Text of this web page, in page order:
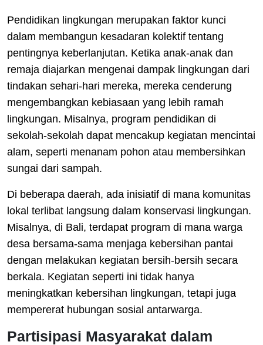
Pendidikan lingkungan merupakan faktor kunci
dalam membangun kesadaran kolektif tentang
pentingnya keberlanjutan. Ketika anak-anak dan
remaja diajarkan mengenai dampak lingkungan dari
tindakan sehari-hari mereka, mereka cenderung
mengembangkan kebiasaan yang lebih ramah
lingkungan. Misalnya, program pendidikan di
sekolah-sekolah dapat mencakup kegiatan mencintai
alam, seperti menanam pohon atau membersihkan
sungai dari sampah.
Di beberapa daerah, ada inisiatif di mana komunitas
lokal terlibat langsung dalam konservasi lingkungan.
Misalnya, di Bali, terdapat program di mana warga
desa bersama-sama menjaga kebersihan pantai
dengan melakukan kegiatan bersih-bersih secara
berkala. Kegiatan seperti ini tidak hanya
meningkatkan kebersihan lingkungan, tetapi juga
mempererat hubungan sosial antarwarga.
Partisipasi Masyarakat dalam